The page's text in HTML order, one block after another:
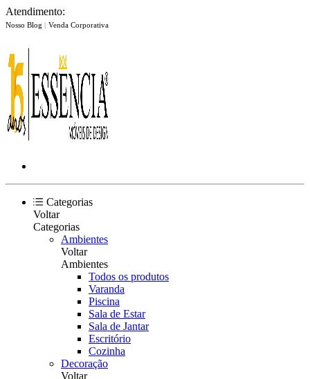
Atendimento:
Nosso Blog | Venda Corporativa
Categorias
Voltar
Categorias
Ambientes
Voltar
Ambientes
Todos os produtos
Varanda
Piscina
Sala de Estar
Sala de Jantar
Escritório
Cozinha
Decoração
Voltar